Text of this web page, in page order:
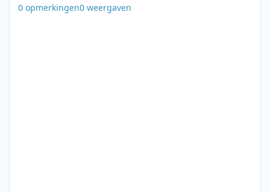
0 opmerkingen0 weergaven